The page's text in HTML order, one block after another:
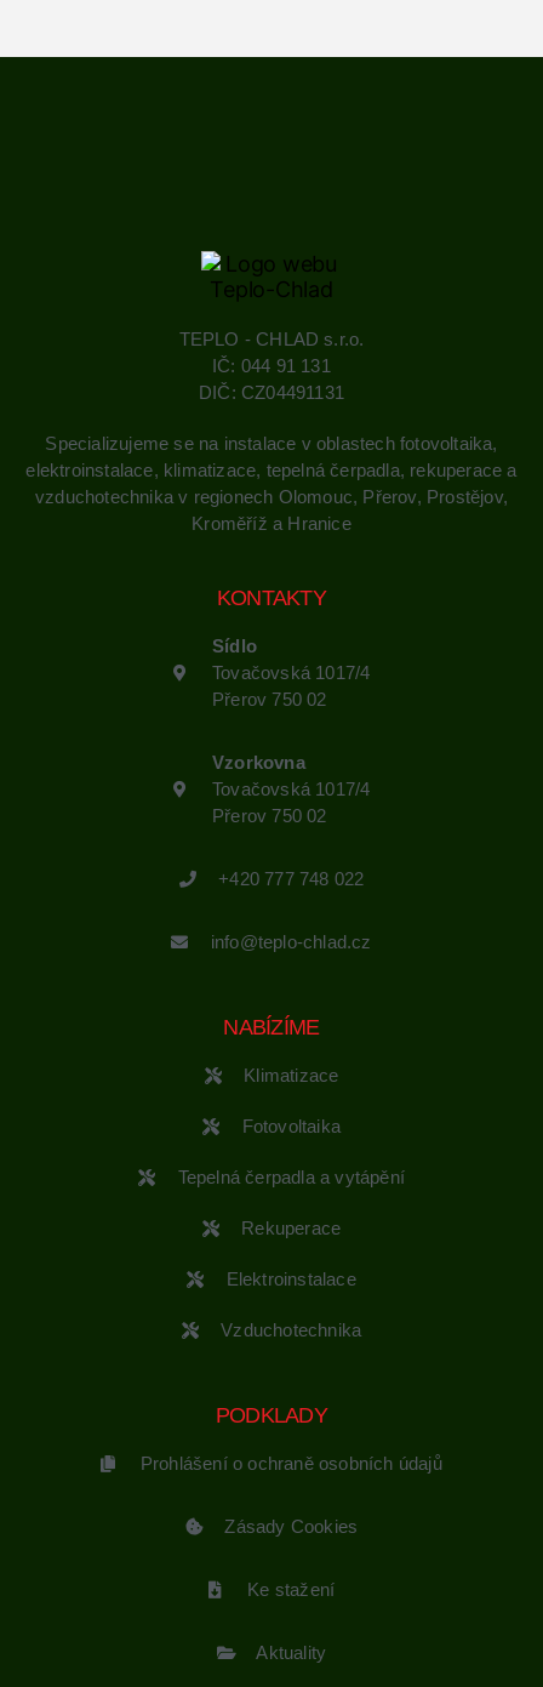
TEPLO - CHLAD s.r.o.
IČ: 044 91 131
DIČ: CZ04491131
Specializujeme se na instalace v oblastech fotovoltaika,
elektroinstalace, klimatizace, tepelná čerpadla, rekuperace a
vzduchotechnika v regionech Olomouc, Přerov, Prostějov,
Kroměříž a Hranice
KONTAKTY
Sídlo
Tovačovská 1017/4
Přerov 750 02
Vzorkovna
Tovačovská 1017/4
Přerov 750 02
+420 777 748 022
info@teplo-chlad.cz
NABÍZÍME
Klimatizace
Fotovoltaika
Tepelná čerpadla a vytápění
Rekuperace
Elektroinstalace
Vzduchotechnika
PODKLADY
Prohlášení o ochraně osobních údajů
Zásady Cookies
Ke stažení
Aktuality